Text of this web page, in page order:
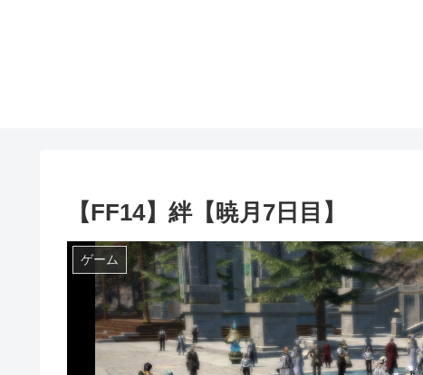
【FF14】絆【暁月7日目】
ゲーム